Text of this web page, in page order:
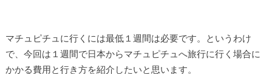
マチュピチュに行くには最低１週間は必要です。というわけ
で、今回は１週間で日本からマチュピチュへ旅行に行く場合に
かかる費用と行き方を紹介したいと思います。